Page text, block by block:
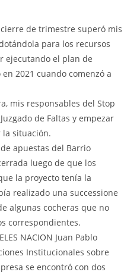
de trimestre superó mis
para los recursos
ejecutando el plan de
2021 cuando comenzó a
mis responsables del Stop
de Faltas y empezar
situación.
apuestas del Barrio
luego de que los
la proyecto tenía la
realizado una successione
algunas cocheras que no
correspondientes.
NACION Juan Pablo
Institucionales sobre
se encontró con dos